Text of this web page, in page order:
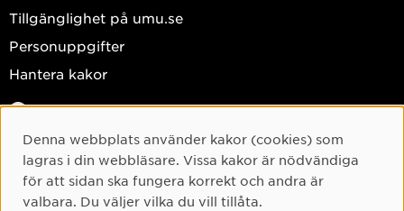
Tillgänglighet på umu.se
Personuppgifter
Hantera kakor
Facebook
Instagram
TikTok
Youtube
Cookie-samtycke
Denna webbplats använder kakor (cookies) som
lagras i din webbläsare. Vissa kakor är nödvändiga
för att sidan ska fungera korrekt och andra är
valbara. Du väljer vilka du vill tillåta.